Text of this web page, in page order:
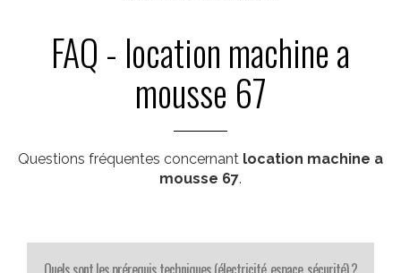
FAQ - location machine a
mousse 67
Questions fréquentes concernant location machine a
mousse 67.